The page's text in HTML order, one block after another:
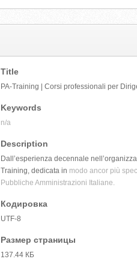
Title
PA-Training | Corsi professionali per
Keywords
n/a
Description
Dall’esperienza decennale
Training, dedicata in modo ancor più
Pubbliche Amministrazioni Italiane.
Кодировка
UTF-8
Размер страницы
137.44 КБ